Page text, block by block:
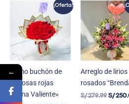
¡Oferta!
Ramo buchón de
50 rosas rojas
«Alma Valiente»
El
precio
original
era:
S/ 279.00.
El
precio
actual
S/ 150.00.
Arreglo de lirios
rosados
S/279.99
El
precio
original
era:
S/
S/
←